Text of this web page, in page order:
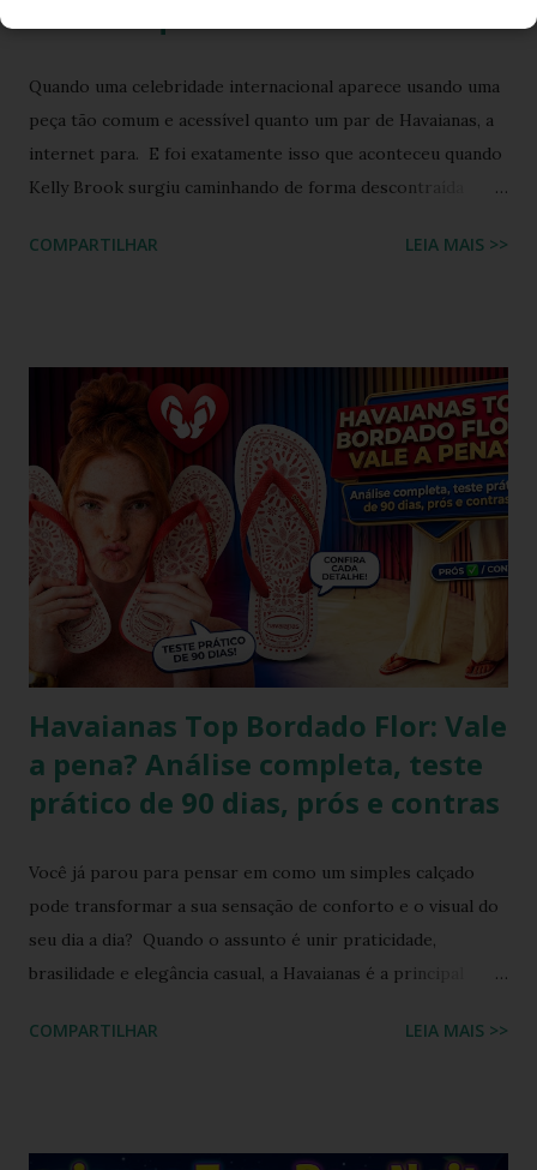
Quando uma celebridade internacional aparece usando uma
peça tão comum e acessível quanto um par de Havaianas, a
internet para. E foi exatamente isso que aconteceu quando
Kelly Brook surgiu caminhando de forma descontraída
que se tornou rapidamente uma inspiração para fãs de
“estilo real da vida real”: confortável, descomplicado e
totalmente copiável. É aquele tipo de visual que mostra
que moda não precisa ser cara, extravagante ou complexa e
que até as celebridades mais glamourosas valorizam peças
acessíveis que todo mundo pode ter. Hoje você vai ver por
que esse look viralizou, como a atriz combinou o modelo
Top preto, por que celebridades adoram esse clássico
brasileiro e como você pode reproduzir o visual da Kelly
Brook com facilidade. Vamos mergu...
COMPARTILHAR LEIA MAIS >>
Havaianas Top Bordado Flor: Vale
a pena? Análise completa, teste
prático de 90 dias, prós e contras
Você já parou para pensar em como um simples calçado
pode transformar a sua sensação de conforto e o visual do
seu dia a dia? Quando o assunto é unir praticidade,
brasilidade e elegância casual, a Havaianas é a principal
Bordado Flor custando R$ 89,99 quase o dobro de um
COMPARTILHAR LEIA MAIS >>